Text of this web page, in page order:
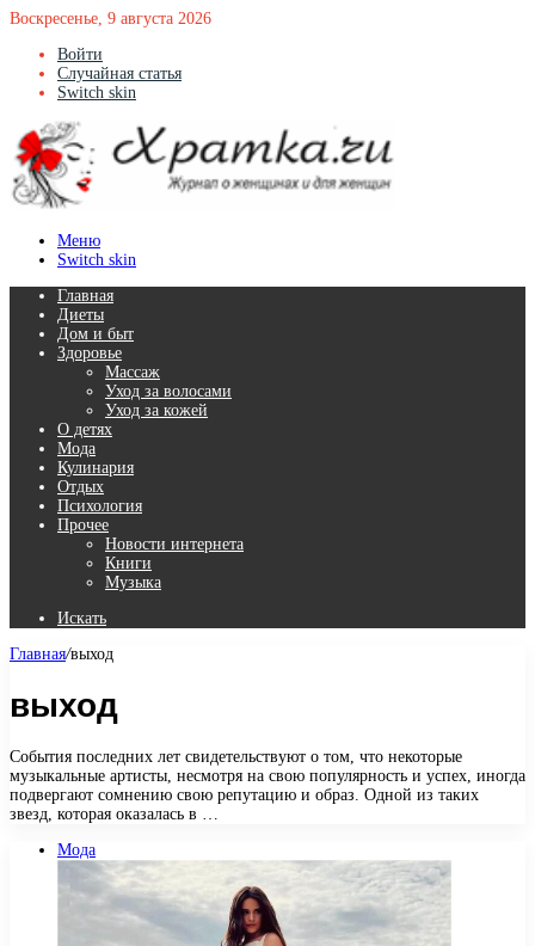
Воскресенье, 9 августа 2026
Войти
Случайная статья
Switch skin
Меню
Switch skin
Главная
Диеты
Дом и быт
Здоровье
Массаж
Уход за волосами
Уход за кожей
О детях
Мода
Кулинария
Отдых
Психология
Прочее
Новости интернета
Книги
Музыка
Искать
Главная/выход
выход
События последних лет свидетельствуют о том, что некоторые
музыкальные артисты, несмотря на свою популярность и успех, иногда
подвергают сомнению свою репутацию и образ. Одной из таких
звезд, которая оказалась в …
Мода